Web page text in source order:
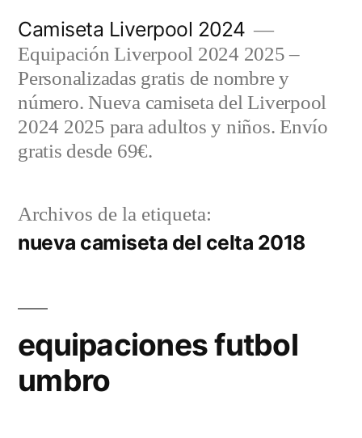
contenido
Camiseta Liverpool 2024
Equipación Liverpool 2024 2025 –
Personalizadas gratis de nombre y
número. Nueva camiseta del Liverpool
2024 2025 para adultos y niños. Envío
gratis desde 69€.
Archivos de la etiqueta:
nueva camiseta del celta 2018
equipaciones futbol
umbro